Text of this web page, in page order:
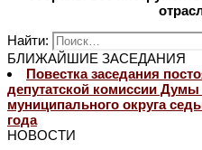
Найти:
БЛИЖАЙШИЕ ЗАСЕДАНИЯ
Повестка заседания
депутатской комиссии
муниципального округа
года
НОВОСТИ